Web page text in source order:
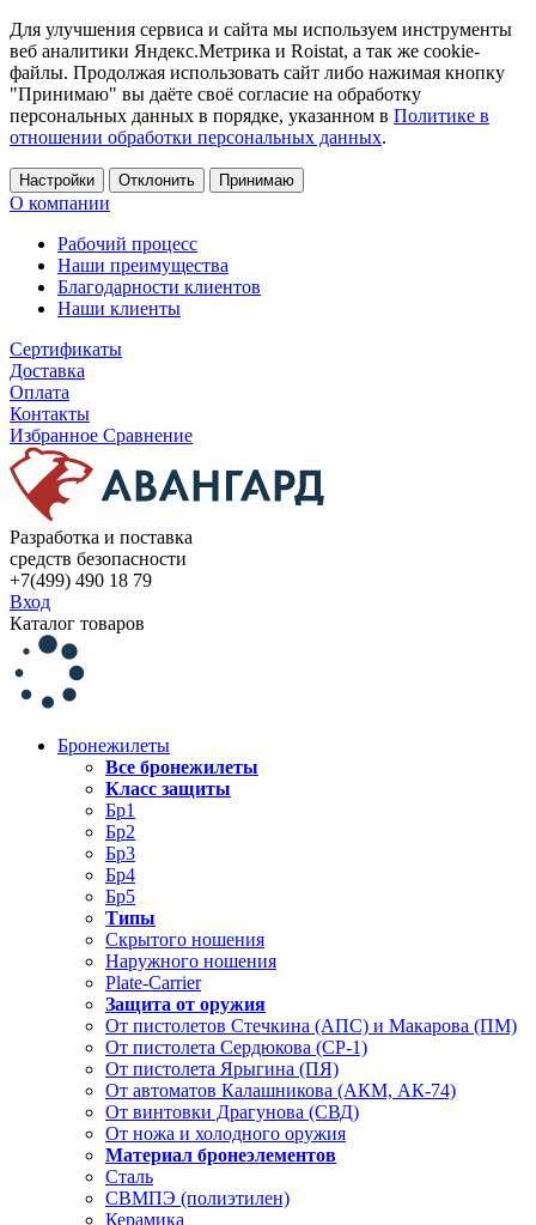
Для улучшения сервиса и сайта мы используем инструменты
веб аналитики Яндекс.Метрика и Roistat, а так же cookie-
файлы. Продолжая использовать сайт либо нажимая кнопку
"Принимаю" вы даёте своё согласие на обработку
персональных данных в порядке, указанном в Политике в
отношении обработки персональных данных.
Настройки Отклонить Принимаю
О компании
Рабочий процесс
Наши преимущества
Благодарности клиентов
Наши клиенты
Сертификаты
Доставка
Оплата
Контакты
Избранное Сравнение
Разработка и поставка
средств безопасности
+7(499) 490 18 79
Вход
Каталог товаров
Бронежилеты
Все бронежилеты
Класс защиты
Бр1
Бр2
Бр3
Бр4
Бр5
Типы
Скрытого ношения
Наружного ношения
Plate-Carrier
Защита от оружия
От пистолетов Стечкина (АПС) и Макарова (ПМ)
От пистолета Сердюкова (СР-1)
От пистолета Ярыгина (ПЯ)
От автоматов Калашникова (АКМ, АК-74)
От винтовки Драгунова (СВД)
От ножа и холодного оружия
Материал бронеэлементов
Сталь
СВМПЭ (полиэтилен)
Керамика